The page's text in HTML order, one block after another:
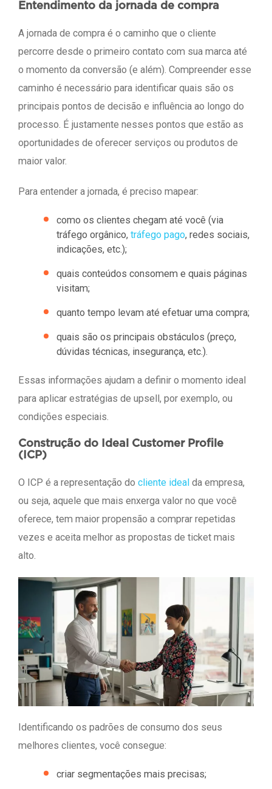
Entendimento da jornada de compra
A jornada de compra é o caminho que o cliente
percorre desde o primeiro contato com sua marca até
o momento da conversão (e além). Compreender esse
caminho é necessário para identificar quais são os
principais pontos de decisão e influência ao longo do
processo. É justamente nesses pontos que estão as
oportunidades de oferecer serviços ou produtos de
maior valor.
Para entender a jornada, é preciso mapear:
como os clientes chegam até você (via
tráfego orgânico, tráfego pago, redes sociais,
indicações, etc.);
quais conteúdos consomem e quais páginas
visitam;
quanto tempo levam até efetuar uma compra;
quais são os principais obstáculos (preço,
dúvidas técnicas, insegurança, etc.).
Essas informações ajudam a definir o momento ideal
para aplicar estratégias de upsell, por exemplo, ou
condições especiais.
Construção do Ideal Customer Profile
(ICP)
O ICP é a representação do cliente ideal da empresa,
ou seja, aquele que mais enxerga valor no que você
oferece, tem maior propensão a comprar repetidas
vezes e aceita melhor as propostas de ticket mais
alto.
Identificando os padrões de consumo dos seus
melhores clientes, você consegue:
criar segmentações mais precisas;